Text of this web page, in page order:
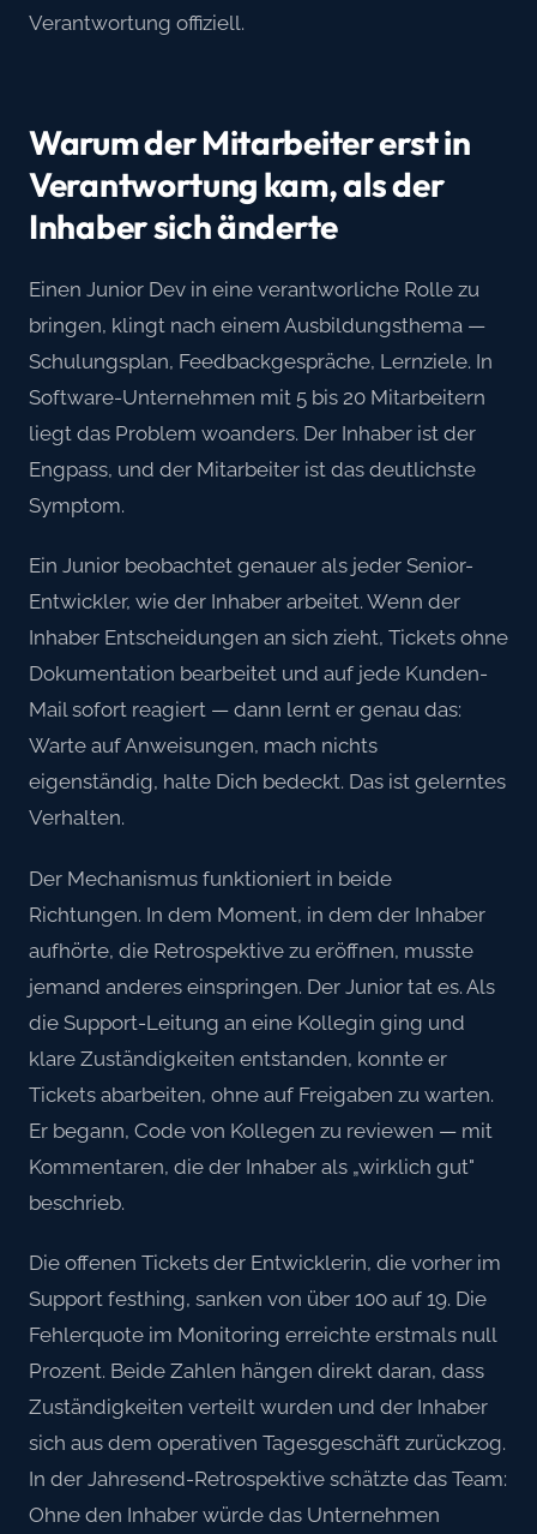
Verantwortung offiziell.
Warum der Mitarbeiter erst in
Verantwortung kam, als der
Inhaber sich änderte
Einen Junior Dev in eine verantworliche Rolle zu
bringen, klingt nach einem Ausbildungsthema —
Schulungsplan, Feedbackgespräche, Lernziele. In
Software-Unternehmen mit 5 bis 20 Mitarbeitern
liegt das Problem woanders. Der Inhaber ist der
Engpass, und der Mitarbeiter ist das deutlichste
Symptom.
Ein Junior beobachtet genauer als jeder Senior-
Entwickler, wie der Inhaber arbeitet. Wenn der
Inhaber Entscheidungen an sich zieht, Tickets ohne
Dokumentation bearbeitet und auf jede Kunden-
Mail sofort reagiert — dann lernt er genau das:
Warte auf Anweisungen, mach nichts
eigenständig, halte Dich bedeckt. Das ist gelerntes
Verhalten.
Der Mechanismus funktioniert in beide
Richtungen. In dem Moment, in dem der Inhaber
aufhörte, die Retrospektive zu eröffnen, musste
jemand anderes einspringen. Der Junior tat es. Als
die Support-Leitung an eine Kollegin ging und
klare Zuständigkeiten entstanden, konnte er
Tickets abarbeiten, ohne auf Freigaben zu warten.
Er begann, Code von Kollegen zu reviewen — mit
Kommentaren, die der Inhaber als „wirklich gut"
beschrieb.
Die offenen Tickets der Entwicklerin, die vorher im
Support festhing, sanken von über 100 auf 19. Die
Fehlerquote im Monitoring erreichte erstmals null
Prozent. Beide Zahlen hängen direkt daran, dass
Zuständigkeiten verteilt wurden und der Inhaber
sich aus dem operativen Tagesgeschäft zurückzog.
In der Jahresend-Retrospektive schätzte das Team:
Ohne den Inhaber würde das Unternehmen